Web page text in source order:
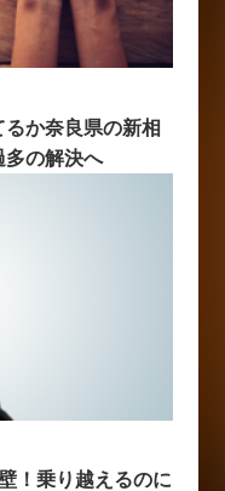
か奈良県の新相
多の解決へ
！乗り越えるのに